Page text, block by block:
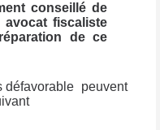
conseillé de
fiscaliste
de ce
défavorable peuvent